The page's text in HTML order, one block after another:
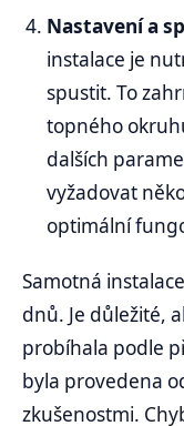
Nastavení a
instalace je
spustit. To
topného
dalších
vyžadovat
optimální
Samotná
dnů. Je důležité,
probíhala podle
byla provedena
zkušenostmi.